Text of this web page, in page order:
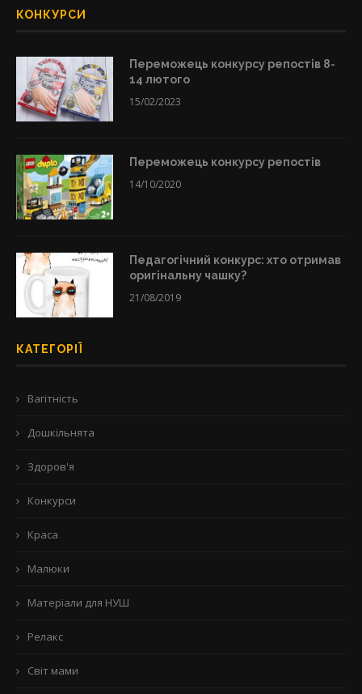
КОНКУРСИ
Переможець конкурсу репостів 8-
14 лютого
15/02/2023
Переможець конкурсу репостів
14/10/2020
Педагогічний конкурс: хто отримав
оригінальну чашку?
21/08/2019
КАТЕГОРІЇ
Вагітність
Дошкільнята
Здоров'я
Конкурси
Краса
Малюки
Матеріали для НУШ
Релакс
Світ мами